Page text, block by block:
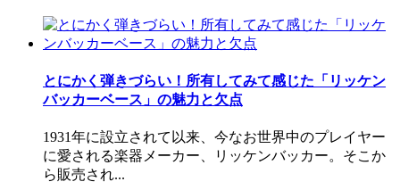
とにかく弾きづらい！所有してみて感じた「リッケン
バッカーベース」の魅力と欠点
1931年に設立されて以来、今なお世界中のプレイヤー
に愛される楽器メーカー、リッケンバッカー。そこか
ら販売され...